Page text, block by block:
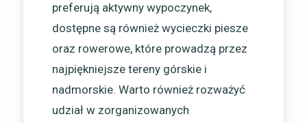
preferują aktywny wypoczynek,
dostępne są również wycieczki piesze
oraz rowerowe, które prowadzą przez
najpiękniejsze tereny górskie i
nadmorskie. Warto również rozważyć
udział w zorganizowanych